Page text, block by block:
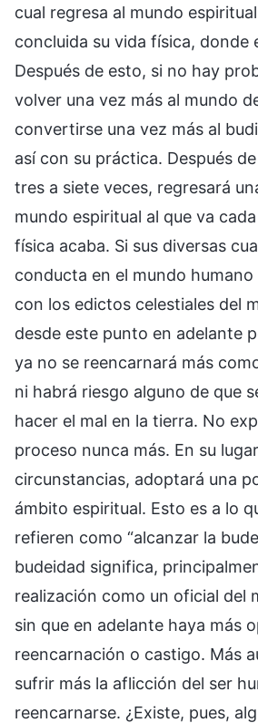
cual regresa al mundo
concluida su vida física, donde
Después de esto, si no hay
volver una vez más al mundo
convertirse una vez más al
así con su práctica. Después
tres a siete veces, regresará
mundo espiritual al que va
física acaba. Si sus diversas
conducta en el mundo
con los edictos celestiales del
desde este punto en adelante
ya no se reencarnará más
ni habrá riesgo alguno de que
hacer el mal en la tierra. No
proceso nunca más. En su
circunstancias, adoptará una
ámbito espiritual. Esto es a lo
refieren como “alcanzar la
budeidad significa,
realización como un oficial del
sin que en adelante haya más
reencarnación o castigo. Más
sufrir más la aflicción del ser
reencarnarse. ¿Existe, pues,